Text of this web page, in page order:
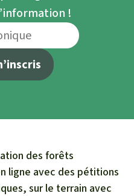
!
des forêts
ligne avec des pétitions
sur le terrain avec